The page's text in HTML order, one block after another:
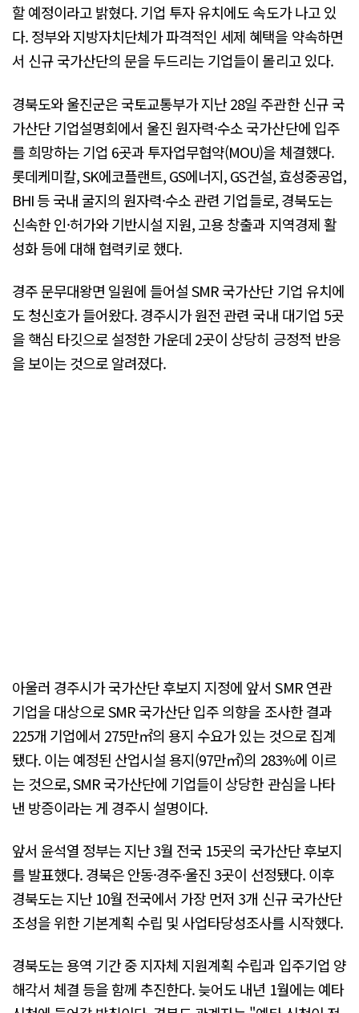
할 예정이라고 밝혔다. 기업 투자 유치에도 속도가 나고 있
다. 정부와 지방자치단체가 파격적인 세제 혜택을 약속하면
서 신규 국가산단의 문을 두드리는 기업들이 몰리고 있다.
경북도와 울진군은 국토교통부가 지난 28일 주관한 신규 국
가산단 기업설명회에서 울진 원자력·수소 국가산단에 입주
를 희망하는 기업 6곳과 투자업무협약(MOU)을 체결했다.
롯데케미칼, SK에코플랜트, GS에너지, GS건설, 효성중공업,
BHI 등 국내 굴지의 원자력·수소 관련 기업들로, 경북도는
신속한 인·허가와 기반시설 지원, 고용 창출과 지역경제 활
성화 등에 대해 협력키로 했다.
경주 문무대왕면 일원에 들어설 SMR 국가산단 기업 유치에
도 청신호가 들어왔다. 경주시가 원전 관련 국내 대기업 5곳
을 핵심 타깃으로 설정한 가운데 2곳이 상당히 긍정적 반응
을 보이는 것으로 알려졌다.
아울러 경주시가 국가산단 후보지 지정에 앞서 SMR 연관
기업을 대상으로 SMR 국가산단 입주 의향을 조사한 결과
225개 기업에서 275만㎡의 용지 수요가 있는 것으로 집계
됐다. 이는 예정된 산업시설 용지(97만㎡)의 283%에 이르
는 것으로, SMR 국가산단에 기업들이 상당한 관심을 나타
낸 방증이라는 게 경주시 설명이다.
앞서 윤석열 정부는 지난 3월 전국 15곳의 국가산단 후보지
를 발표했다. 경북은 안동·경주·울진 3곳이 선정됐다. 이후
경북도는 지난 10월 전국에서 가장 먼저 3개 신규 국가산단
조성을 위한 기본계획 수립 및 사업타당성조사를 시작했다.
경북도는 용역 기간 중 지자체 지원계획 수립과 입주기업 양
해각서 체결 등을 함께 추진한다. 늦어도 내년 1월에는 예타